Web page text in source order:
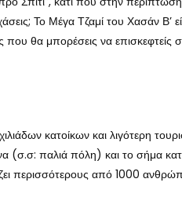
Το Μέγα Τζαμί του Χασάν Β’
που θα μπορέσεις να
κατοίκων και λιγότερη
(σ.σ: παλιά πόλη) και το σήμα
περισσότερους από 1000